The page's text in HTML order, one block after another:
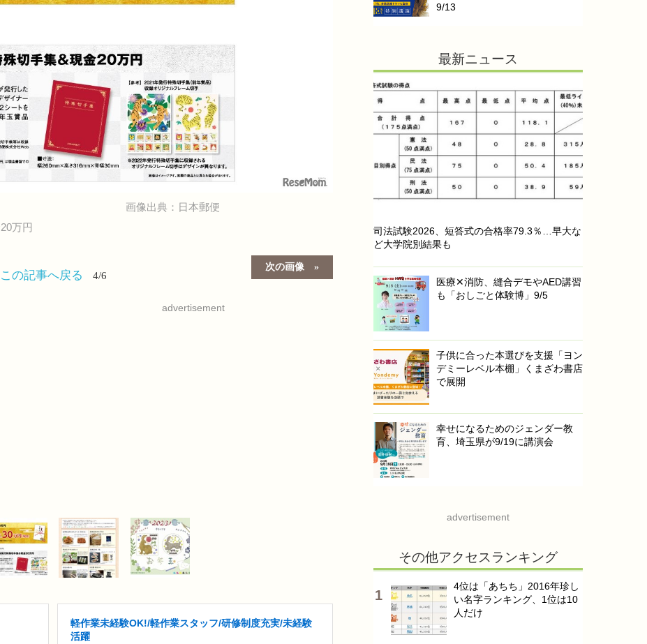
画像出典：日本郵便
万円
次の画像
この記事へ戻る 4/6
advertisement
軽作業未経験OK!/軽作業スタッフ/研修制度充実/未経験
活躍
9/13
最新ニュース
司法試験2026、短答式の合格率79.3％…早大な
ど大学院別結果も
医療✕消防、縫合デモやAED講習
も「おしごと体験博」9/5
子供に合った本選びを支援「ヨン
デミーレベル本棚」くまざわ書店
で展開
幸せになるためのジェンダー教
育、埼玉県が9/19に講演会
advertisement
その他アクセスランキング
4位は「あちち」2016年珍し
い名字ランキング、1位は10
人だけ